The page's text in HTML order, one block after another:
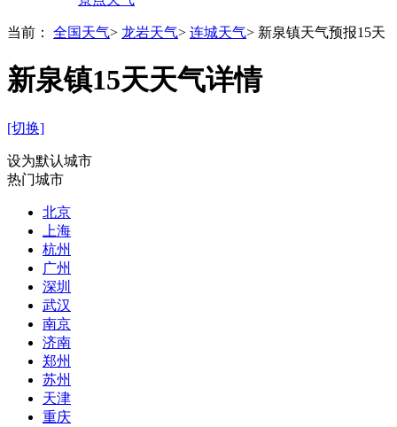
当前： 全国天气> 龙岩天气> 连城天气> 新泉镇天气预报15天
新泉镇15天天气详情
[切换]
设为默认城市
热门城市
北京
上海
杭州
广州
深圳
武汉
南京
济南
郑州
苏州
天津
重庆